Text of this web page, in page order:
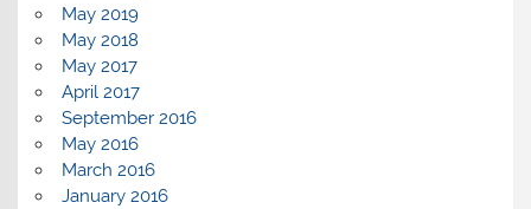
May 2019
May 2018
May 2017
April 2017
September 2016
May 2016
March 2016
January 2016